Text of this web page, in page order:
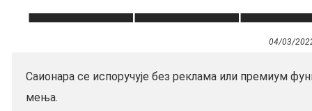
04/03/
Саионара се испоручује без реклама или премиум
мења.